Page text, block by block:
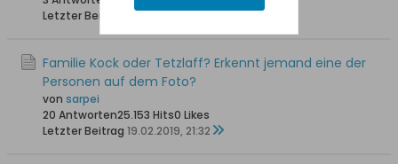
Letzter Beitrag
10.03.2019, 12:33
Familie Kock oder Tetzlaff? Erkennt jemand eine der
Personen auf dem Foto?
von sarpei
20 Antworten25.153 Hits0 Likes
Letzter Beitrag 19.02.2019, 21:32